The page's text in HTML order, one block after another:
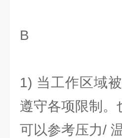
过程控
B
1) 当工作区域
遵守各项限制。
可以参考压力/